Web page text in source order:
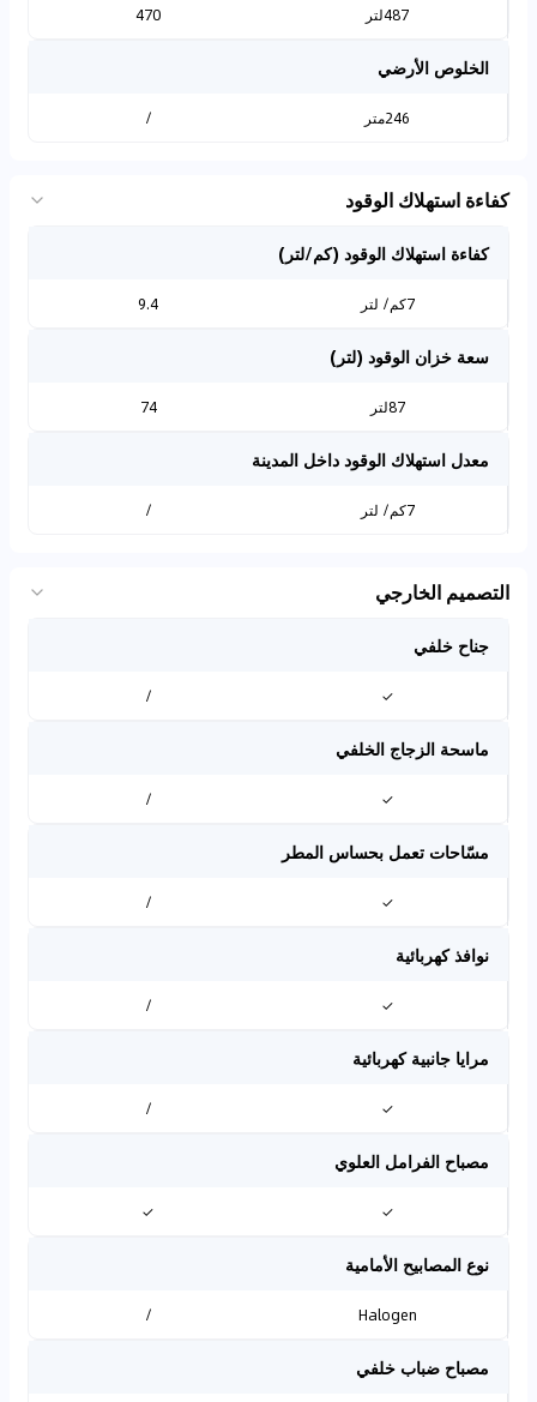
487لتر 470
الخلوص الأرضي
246متر /
كفاءة استهلاك الوقود
كفاءة استهلاك الوقود (كم/لتر)
7كم/ لتر 9.4
سعة خزان الوقود (لتر)
87لتر 74
معدل استهلاك الوقود داخل المدينة
7كم/ لتر /
التصميم الخارجي
جناح خلفي
✓
/
ماسحة الزجاج الخلفي
✓
/
مسّاحات تعمل بحساس المطر
✓
/
نوافذ كهربائية
✓
/
مرايا جانبية كهربائية
✓
/
مصباح الفرامل العلوي
✓
✓
نوع المصابيح الأمامية
Halogen
/
مصباح ضباب خلفي